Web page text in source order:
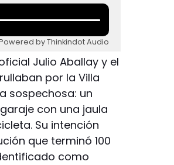
by Thinkindot Audio
Julio Aballay y el
por la Villa
sospechosa: un
con una jaula
Su intención
que terminó 100
como